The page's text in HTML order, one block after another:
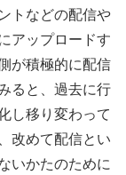
トなどの配信や
アップロードす
が積極的に配信
ると、過去に行
し移り変わって
改めて配信とい
いかたのために